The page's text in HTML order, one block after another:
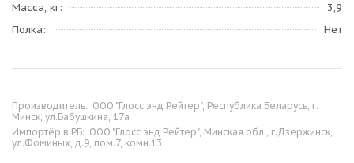
Масса, кг
3,9
Полка
Нет
Производитель: ООО "Глосс энд Рейтер", Республика Беларусь, г.
Минск, ул.Бабушкина, 17а
Импортёр в РБ: ООО "Глосс энд Рейтер", Минская обл., г.Дзержинск,
ул.Фоминых, д.9, пом.7, комн.13